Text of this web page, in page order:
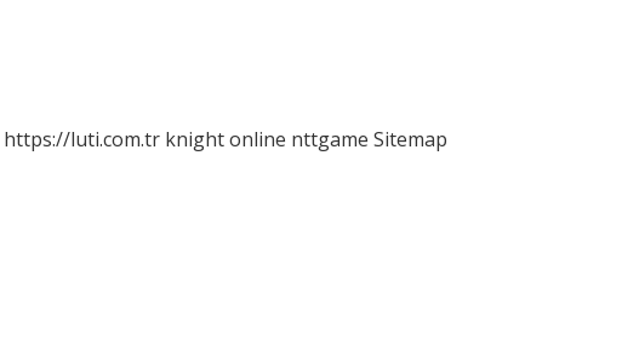
https://luti.com.tr knight online nttgame Sitemap